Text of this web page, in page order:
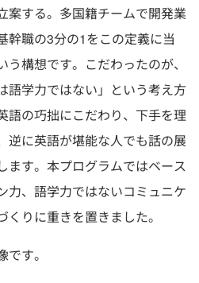
案する。多国籍チームで開発業
幹職の3分の1をこの定義に当
構想です。こだわったのが、
語学力ではない」という考え方
語の巧拙にこだわり、下手を理
逆に英語が堪能な人でも話の展
ます。本プログラムではベース
力、語学力ではないコミュニケ
りに重きを置きました。
す。